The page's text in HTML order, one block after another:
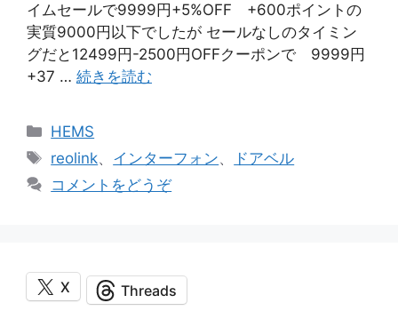
イムセールで9999円+5%OFF +600ポイントの
実質9000円以下でしたが セールなしのタイミン
グだと12499円-2500円OFFクーポンで 9999円
+37 … 続きを読む
カ
テ
リ
HEMS
タ
グ
reolink、 インターフォン、
ドアベル
コメントをどうぞ
X Threads